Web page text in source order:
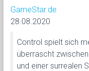
GameStar.de
28.08.2020
Control spielt sich
überrascht
und einer surrealen